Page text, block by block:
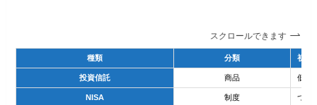
スクロールできます
種類 分類 初心
投資信託 商品 低コ
NISA 制度 つみ